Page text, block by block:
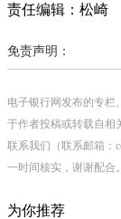
责任编辑：松崎
免责声明：
电子银行网发布的专栏
于作者投稿或转载自相
联系我们（联系邮箱：
一时间核实，谢谢配合。
为你推荐